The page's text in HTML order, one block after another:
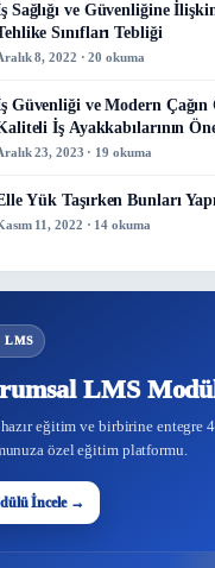
Sağlığı ve Güvenliğine
Sınıfları Tebliği
8, 2022 · 20 okuma
Güvenliği ve Modern
İş Ayakkabılarının
23, 2023 · 19 okuma
Yük Taşırken Bunları
11, 2022 · 14 okuma
LMS
LMS
eğitim ve birbirine entegre
özel eğitim platformu.
İncele →